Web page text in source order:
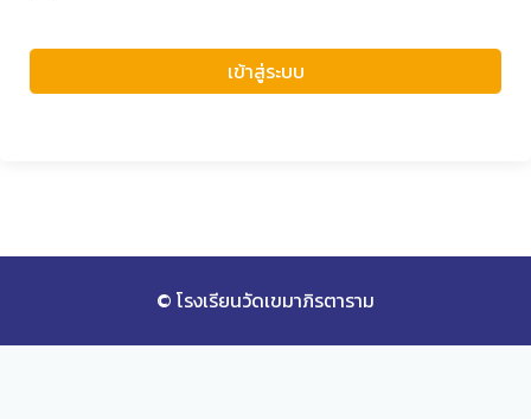
เข้าสู่ระบบ
© โรงเรียนวัดเขมาภิรตาราม